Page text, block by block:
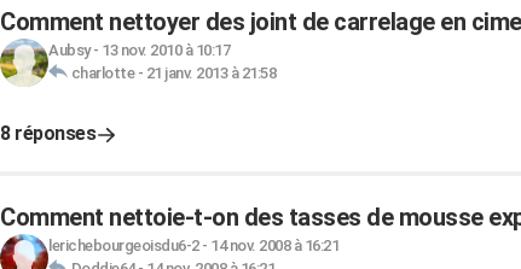
Comment nettoyer des joint de carrelage en
Aubsy- 13 nov. 2010 à 10:17
charlotte- 21 janv. 2013 à 21:58
8 réponses
Comment nettoie-t-on des tasses de mousse
lerichebourgeoisdu6-2- 14 nov. 2008 à 16:21